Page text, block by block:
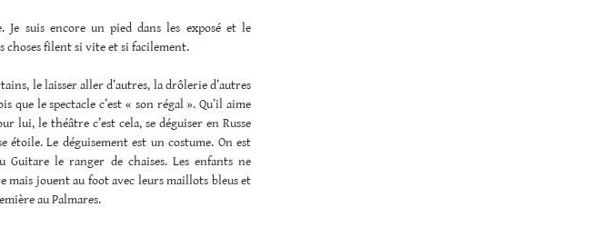
suis encore un pied dans les exposé et le
choses filent si vite et si facilement.
le laisser aller d’autres, la drôlerie d’autres
le spectacle c’est « son régal ». Qu’il aime
lui, le théâtre c’est cela, se déguiser en Russe
étoile. Le déguisement est un costume. On est
Guitare le ranger de chaises. Les enfants ne
mais jouent au foot avec leurs maillots bleus et
au Palmares.